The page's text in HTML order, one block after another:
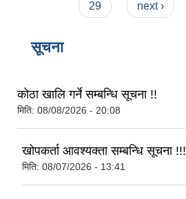
29
next ›
सूचना
कोठा खालि गर्ने सम्बन्धि सूचना !!
मिति: 08/08/2026 - 20:08
खोपकर्ता आवश्यक्ता सम्बन्धि सूचना !!!
मिति: 08/07/2026 - 13:41